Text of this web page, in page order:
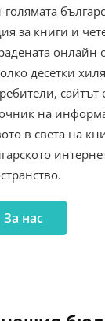
голямата
за книги и
онлайн
десетки
сайтът
на
в света на
За нас